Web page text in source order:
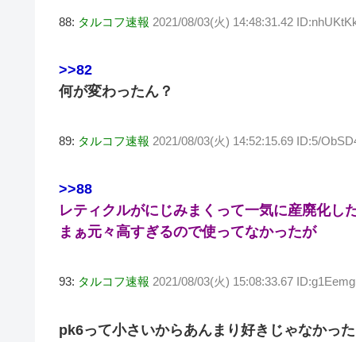
88: タルコフ速報 2021/08/03(火) 14:48:31.42
>>82
何が変わったん？
89: タルコフ速報 2021/08/03(火) 14:52:15.69 ID:5/
>>88
レティクルがにじみまくって一気に産廃化し
まぁ元々高すぎるので使ってなかったが
93: タルコフ速報 2021/08/03(火) 15:08:33.67
pk6って小さいからあんまり好きじゃなかっ